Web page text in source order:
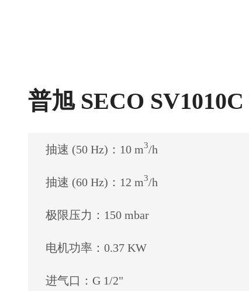
普旭 SECO
抽速 (50 Hz)：10 m3/h
抽速 (60 Hz)：12 m3/h
极限压力：150 mbar
电机功率：0.37 KW
进气口：G 1/2"